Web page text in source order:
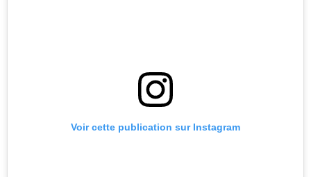
Voir cette publication sur Instagram